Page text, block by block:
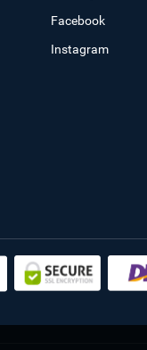
Facebook
Instagram